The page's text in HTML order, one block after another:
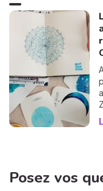
Posez vos